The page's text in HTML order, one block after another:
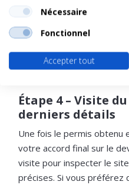
Si vous êtes satisfait du
les documents
Nous ne pouvons pas
techniques, le livre de la
Étape 4 – Visite
derniers détails
Une fois le permis obtenu
votre accord final sur le
visite pour inspecter le
précises. Si vous préférez
Nécessaire
Fonctionnel
Accepter tout